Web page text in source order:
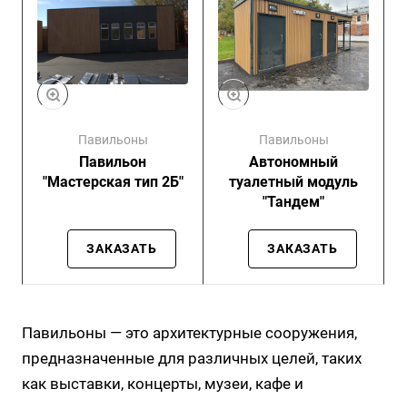
Павильоны
Павильон
"Мастерская тип 2Б"
ЗАКАЗАТЬ
Павильоны
Автономный
туалетный модуль
"Тандем"
ЗАКАЗАТЬ
Павильоны — это архитектурные сооружения,
предназначенные для различных целей, таких
как выставки, концерты, музеи, кафе и